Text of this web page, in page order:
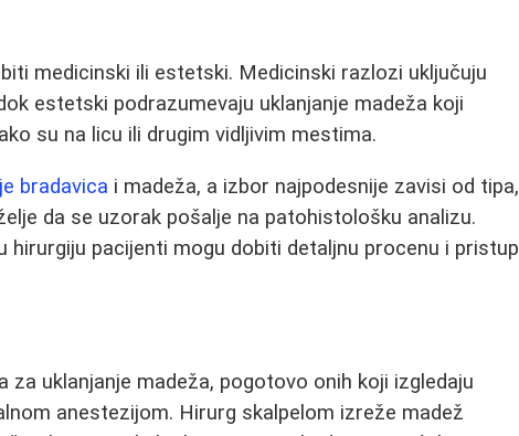
medicinski ili estetski. Medicinski razlozi uključuju
estetski podrazumevaju uklanjanje madeža koji
su na licu ili drugim vidljivim mestima.
bradavica i madeža, a izbor najpodesnije zavisi od tipa,
da se uzorak pošalje na patohistološku analizu.
hirurgiju pacijenti mogu dobiti detaljnu procenu i pristup
za uklanjanje madeža, pogotovo onih koji izgledaju
anestezijom. Hirurg skalpelom izreže madež